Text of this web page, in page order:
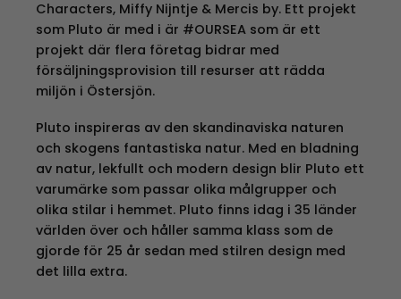
Characters, Miffy Nijntje & Mercis by. Ett projekt
som Pluto är med i är #OURSEA som är ett
projekt där flera företag bidrar med
försäljningsprovision till resurser att rädda
miljön i Östersjön.
Pluto inspireras av den skandinaviska naturen
och skogens fantastiska natur. Med en bladning
av natur, lekfullt och modern design blir Pluto ett
varumärke som passar olika målgrupper och
olika stilar i hemmet. Pluto finns idag i 35 länder
världen över och håller samma klass som de
gjorde för 25 år sedan med stilren design med
det lilla extra.